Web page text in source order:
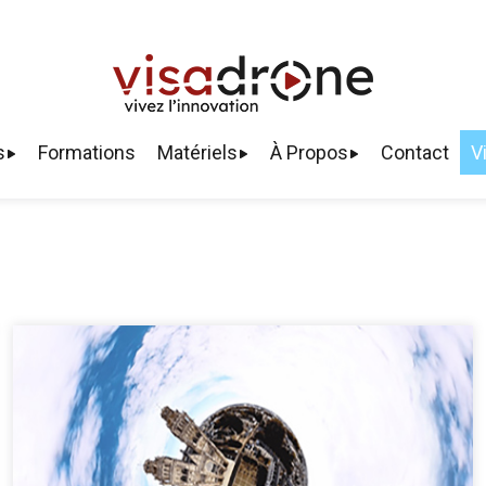
Formations Matériels À Propos Contact